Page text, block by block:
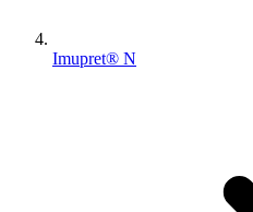
Imupret® N